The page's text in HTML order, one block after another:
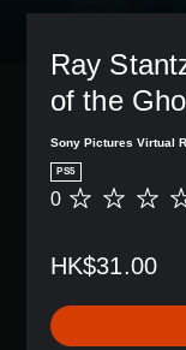
Ray
of the
Sony Pictures Virtual
PS5
無
0
HK$31.00